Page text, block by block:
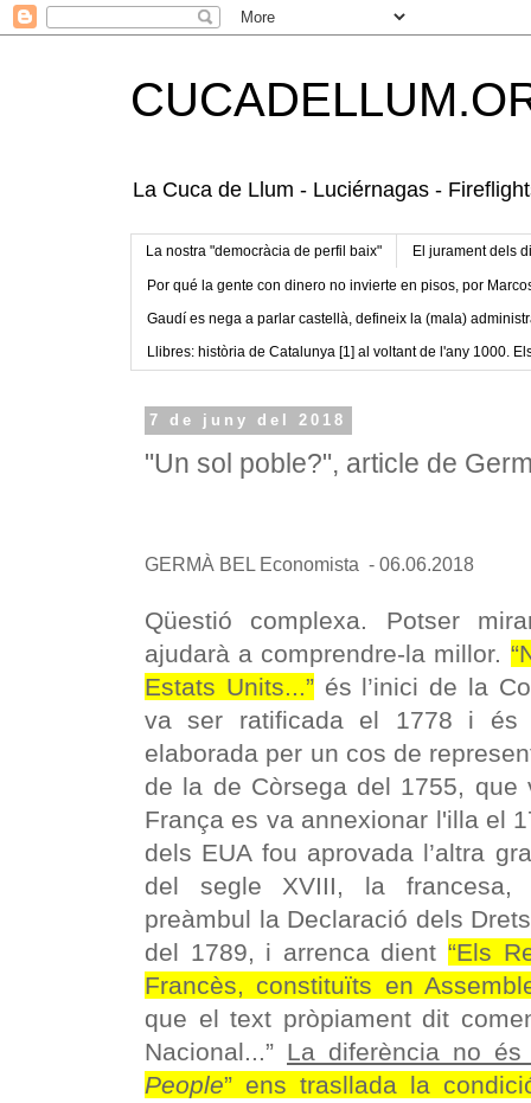
La Cuca de Llum - Luciérnagas -
La nostra "democràcia de perfil baix" El jurament dels
Por qué la gente con dinero no invierte en pisos, por
Gaudí es nega a parlar castellà, defineix la (mala)
Llibres: història de Catalunya [1] al voltant de l'any 1000.
7 de juny del 2018
"Un sol poble?", article de
GERMÀ BEL Economista - 06.06.2018
Qüestió complexa. Potser
ajudarà a comprendre-la millor.
Estats Units...”és l’inici de la
va ser ratificada el 1778 i és
elaborada per un cos de
de la de Còrsega del 1755, que
França es va annexionar l'illa el
dels EUA fou aprovada l’altra
del segle XVIII, la
preàmbul la Declaració dels
del 1789, i arrenca dient“Els
Francès, constituïts en
que el text pròpiament dit
Nacional...” La diferència no és
People” ens trasllada la